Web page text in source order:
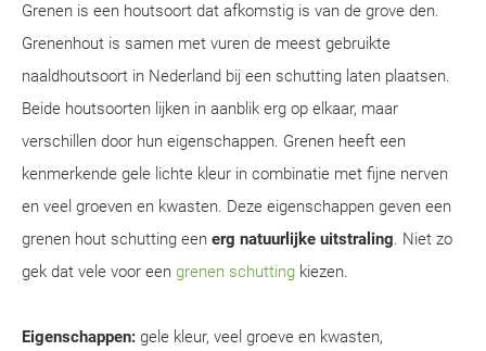
Grenen is een houtsoort dat afkomstig is van de grove den.
Grenenhout is samen met vuren de meest gebruikte
naaldhoutsoort in Nederland bij een schutting laten plaatsen.
Beide houtsoorten lijken in aanblik erg op elkaar, maar
verschillen door hun eigenschappen. Grenen heeft een
kenmerkende gele lichte kleur in combinatie met fijne nerven
en veel groeven en kwasten. Deze eigenschappen geven een
grenen hout schutting een erg natuurlijke uitstraling. Niet zo
gek dat vele voor een grenen schutting kiezen.
Eigenschappen: gele kleur, veel groeve en kwasten,